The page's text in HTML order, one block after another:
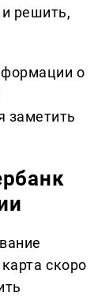
решить,
о
заметить
скоро